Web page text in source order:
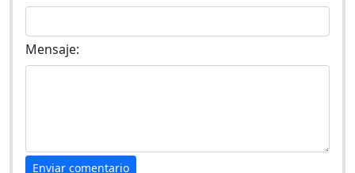
Mensaje:
Enviar comentario